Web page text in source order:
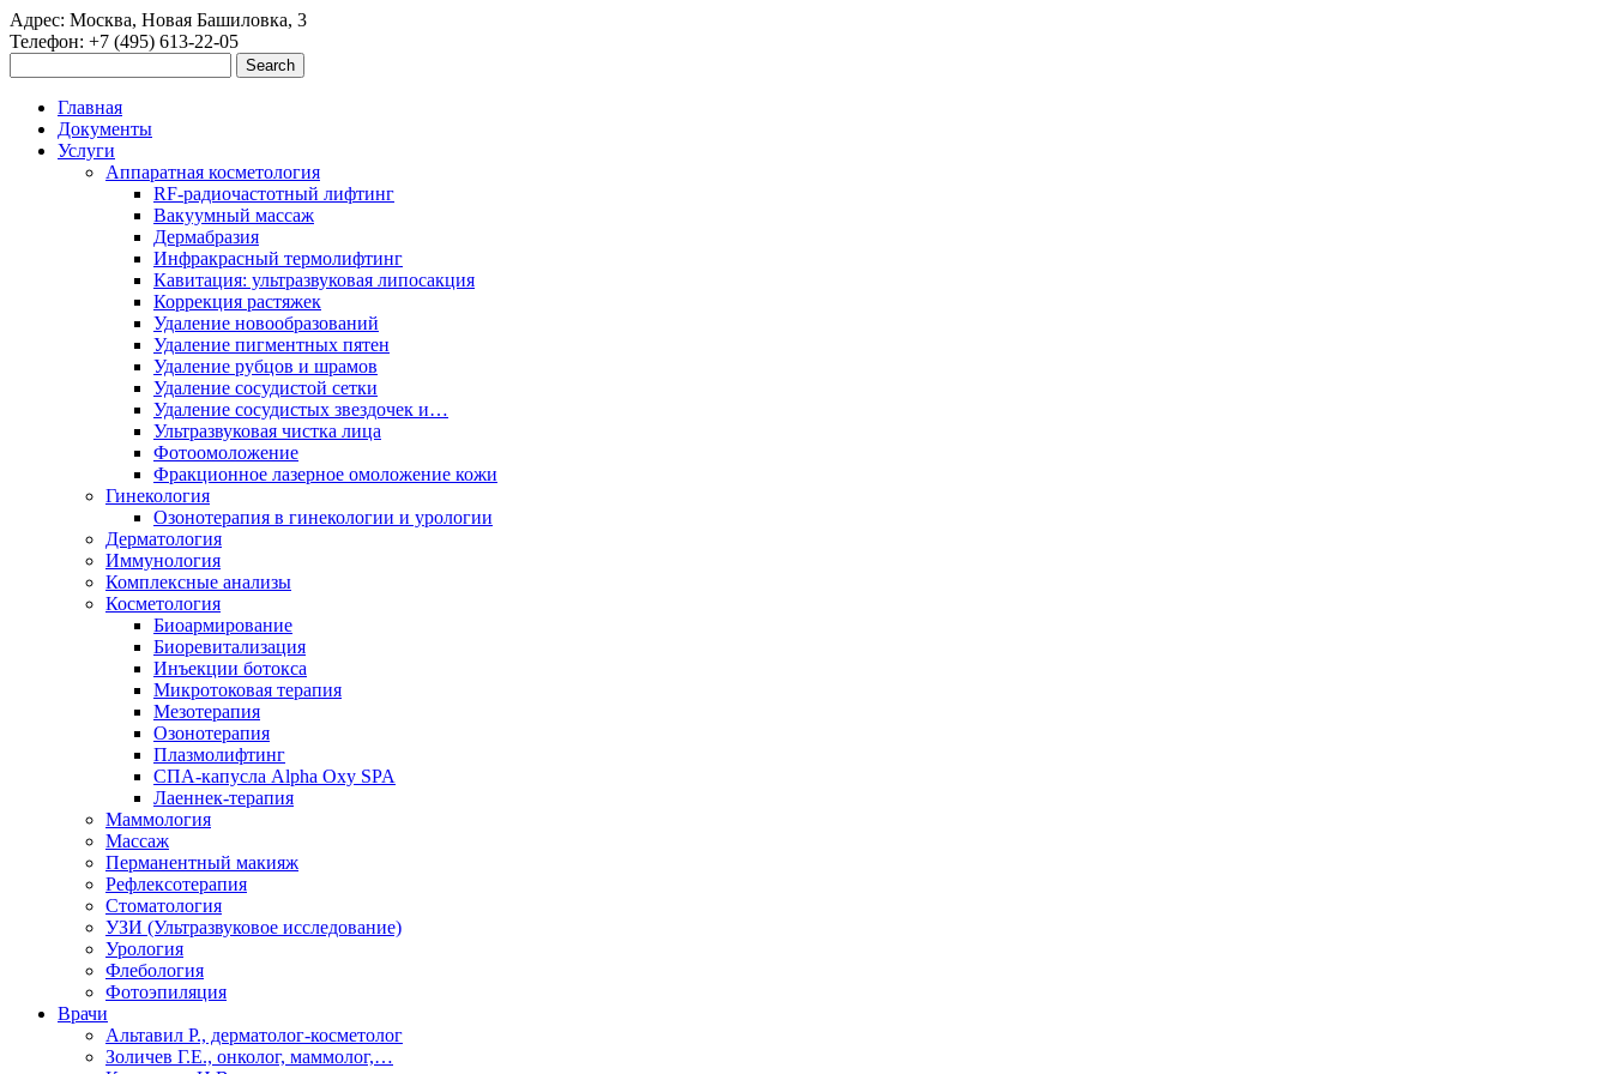
Адрес: Москва, Новая Башиловка, 3
Телефон: +7 (495) 613-22-05
Главная
Документы
Услуги
Аппаратная косметология
RF-радиочастотный лифтинг
Вакуумный массаж
Дермабразия
Инфракрасный термолифтинг
Кавитация: ультразвуковая липосакция
Коррекция растяжек
Удаление новообразований
Удаление пигментных пятен
Удаление рубцов и шрамов
Удаление сосудистой сетки
Удаление сосудистых звездочек и…
Ультразвуковая чистка лица
Фотоомоложение
Фракционное лазерное омоложение кожи
Гинекология
Озонотерапия в гинекологии и урологии
Дерматология
Иммунология
Комплексные анализы
Косметология
Биоармирование
Биоревитализация
Инъекции ботокса
Микротоковая терапия
Мезотерапия
Озонотерапия
Плазмолифтинг
СПА-капусла Alpha Oxy SPA
Лаеннек-терапия
Маммология
Массаж
Перманентный макияж
Рефлексотерапия
Стоматология
УЗИ (Ультразвуковое исследование)
Урология
Флебология
Фотоэпиляция
Врачи
Альтавил Р., дерматолог-косметолог
Золичев Г.Е., онколог, маммолог,…